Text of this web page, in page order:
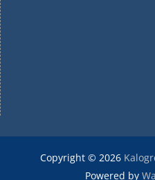
Copyright © 2026
Powered by